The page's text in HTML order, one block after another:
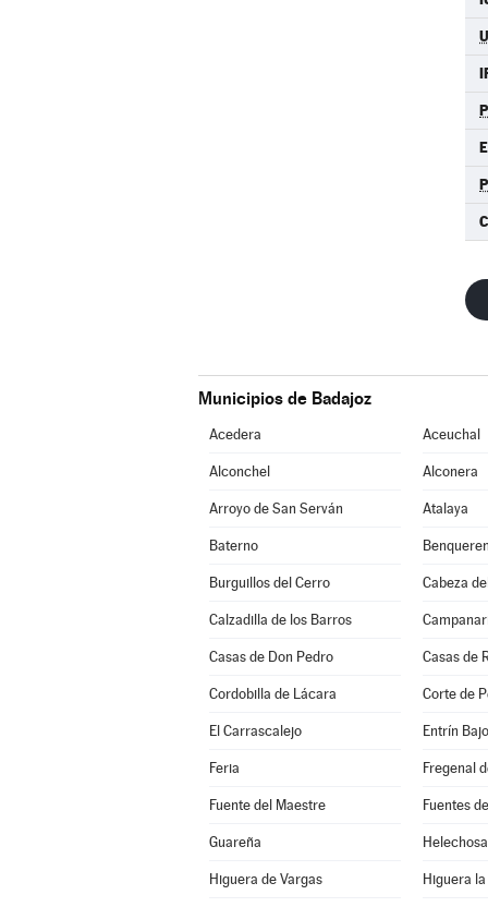
Municipios de Badajoz
Acedera Aceuchal
Alconchel Alconera
Arroyo de San Serván Atalaya
Baterno
Burguillos del Cerro Cabeza
Calzadilla de los Barros
Casas de Don Pedro Casas de
Cordobilla de Lácara Corte de
El Carrascalejo Entrín Bajo
Feria Fregenal
Fuente del Maestre Fuentes
Guareña
Higuera de Vargas Higuera la